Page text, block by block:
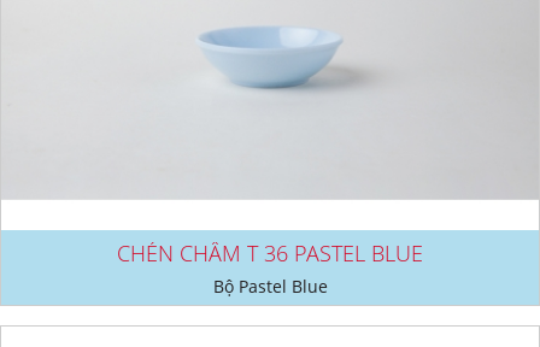
CHÉN CHẤM T 36 PASTEL BLUE
Bộ Pastel Blue